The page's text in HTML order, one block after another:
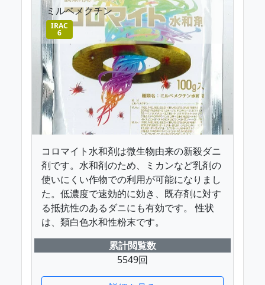
ミルベメクチン
IRAC
6
コロマイト水和剤は微生物由来の新殺ダニ
剤です。水和剤のため、ミカンなど乳剤の
使いにくい作物での利用が可能になりまし
た。低濃度で速効的に効き、既存剤に対す
る抵抗性のあるダニにも有効です。 性状
は、類白色水和性粉末です。
累計閲覧数
5549回